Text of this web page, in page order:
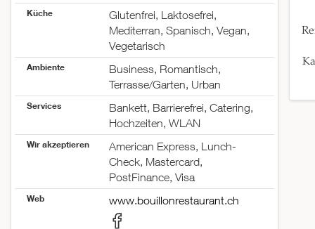
Küche
Glutenfrei, Laktosefrei,
Mediterran, Spanisch, Vegan,
Vegetarisch
Ambiente
Business, Romantisch,
Terrasse/Garten, Urban
Services
Bankett, Barrierefrei, Catering,
Hochzeiten, WLAN
Wir akzeptieren
American Express, Lunch-
Check, Mastercard,
PostFinance, Visa
Web www.bouillonrestaurant.ch